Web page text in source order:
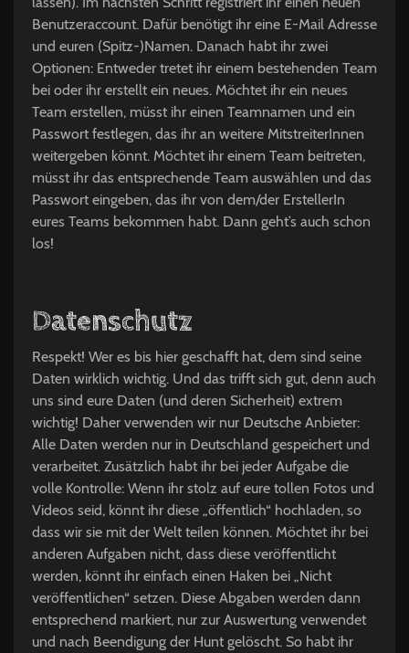
Benutzeraccount. Dafür benötigt ihr eine E-Mail Adresse
und euren (Spitz-)Namen. Danach habt ihr zwei
Optionen: Entweder tretet ihr einem bestehenden Team
bei oder ihr erstellt ein neues. Möchtet ihr ein neues
Team erstellen, müsst ihr einen Teamnamen und ein
Passwort festlegen, das ihr an weitere MitstreiterInnen
weitergeben könnt. Möchtet ihr einem Team beitreten,
müsst ihr das entsprechende Team auswählen und das
Passwort eingeben, das ihr von dem/der ErstellerIn
eures Teams bekommen habt. Dann geht’s auch schon
los!
Datenschutz
Respekt! Wer es bis hier geschafft hat, dem sind seine
Daten wirklich wichtig. Und das trifft sich gut, denn auch
uns sind eure Daten (und deren Sicherheit) extrem
wichtig! Daher verwenden wir nur Deutsche Anbieter:
Alle Daten werden nur in Deutschland gespeichert und
verarbeitet. Zusätzlich habt ihr bei jeder Aufgabe die
volle Kontrolle: Wenn ihr stolz auf eure tollen Fotos und
Videos seid, könnt ihr diese „öffentlich“ hochladen, so
dass wir sie mit der Welt teilen können. Möchtet ihr bei
anderen Aufgaben nicht, dass diese veröffentlicht
werden, könnt ihr einfach einen Haken bei „Nicht
veröffentlichen“ setzen. Diese Abgaben werden dann
entsprechend markiert, nur zur Auswertung verwendet
und nach Beendigung der Hunt gelöscht. So habt ihr